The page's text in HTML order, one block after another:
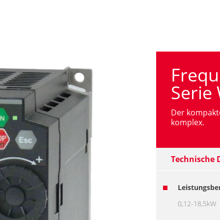
Serie
Der
komplex.
Technische
0,12-18,5kW